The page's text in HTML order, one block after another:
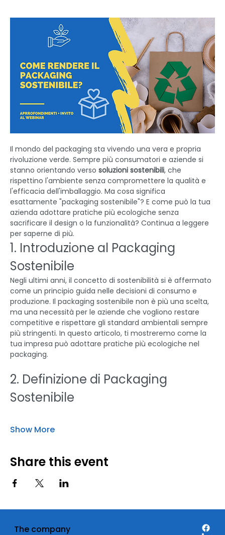
Il mondo del packaging sta vivendo una vera e propria
rivoluzione verde. Sempre più consumatori e aziende si
stanno orientando verso soluzioni sostenibili, che
rispettino l'ambiente senza compromettere la qualità e
l'efficacia dell'imballaggio. Ma cosa significa
esattamente "packaging sostenibile"? E come può la tua
azienda adottare pratiche più ecologiche senza
sacrificare il design o la funzionalità? Continua a leggere
per saperne di più.
1. Introduzione al Packaging
Sostenibile
Negli ultimi anni, il concetto di sostenibilità si è affermato
come un principio guida nelle decisioni di consumo e
produzione. Il packaging sostenibile non è più una scelta,
ma una necessità per le aziende che vogliono restare
competitive e rispettare gli standard ambientali sempre
più stringenti. In questo articolo, ti mostreremo come la
tua impresa può adottare pratiche più ecologiche nel
packaging.
2. Definizione di Packaging
Sostenibile
Show More
Share this event
The company